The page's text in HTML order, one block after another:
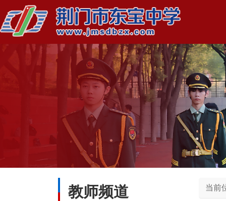
教师频道 当前